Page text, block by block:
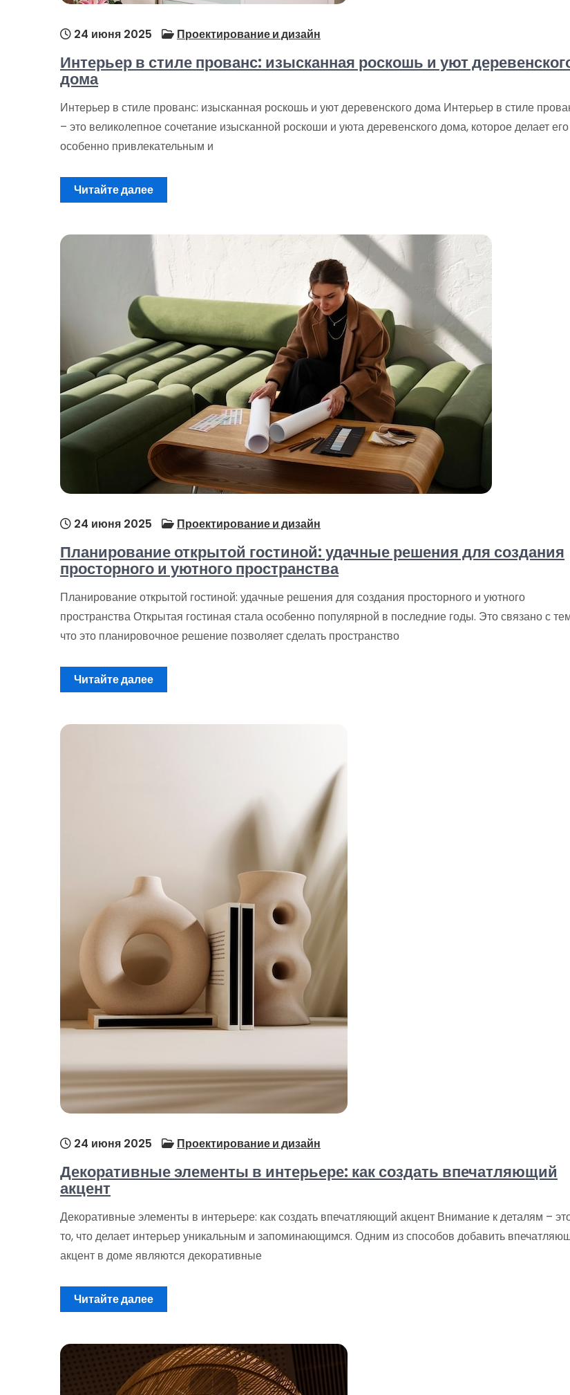
24 июня 2025 Проектирование и дизайн
Интерьер в стиле прованс: изысканная роскошь и уют
дома
Интерьер в стиле прованс: изысканная роскошь и уют деревенского дома Интерьер в стиле
– это великолепное сочетание изысканной роскоши и уюта деревенского дома, которое делает его
особенно привлекательным и
Читайте далее
24 июня 2025 Проектирование и дизайн
Планирование открытой гостиной: удачные решения для создания
просторного и уютного пространства
Планирование открытой гостиной: удачные решения для создания просторного и уютного
пространства Открытая гостиная стала особенно популярной в последние годы. Это связано с
что это планировочное решение позволяет сделать пространство
Читайте далее
24 июня 2025 Проектирование и дизайн
Декоративные элементы в интерьере: как создать впечатляющий
акцент
Декоративные элементы в интерьере: как создать впечатляющий акцент Внимание к деталям –
то, что делает интерьер уникальным и запоминающимся. Одним из способов добавить
акцент в доме являются декоративные
Читайте далее